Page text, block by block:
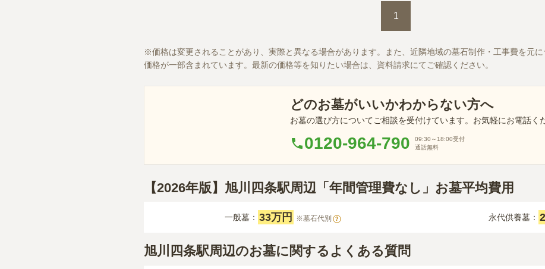
1
価格は変更されることがあり、実際と異なる場合があります。また、近隣地域の墓石制作・工事費を元
価格が一部含まれています。最新の価格等を知りたい場合は、資料請求にてご確認ください。
どのお墓がいいかわからない方へ
お墓の選び方についてご相談を受付けています。お気軽にお電話く
0120-964-790 09:30～18:00受付
通話無料
【2026年版】旭川四条駅周辺「年間管理費なし」お墓平均費用
一般墓： 33万円 ※墓石代別 ? 永代供養墓：
旭川四条駅周辺のお墓に関するよくある質問